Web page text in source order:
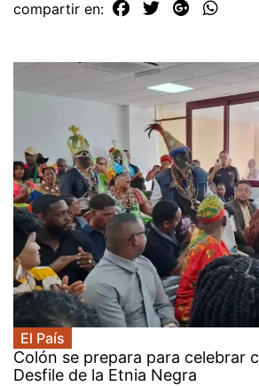
compartir en:
El País
Colón se prepara para celebrar
Desfile de la Etnia Negra